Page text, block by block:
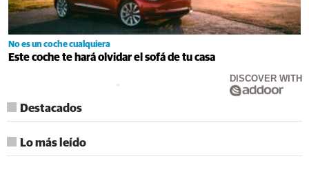
No es un coche cualquiera
Este coche te hará olvidar el sofá de tu casa
DISCOVER WITH
Destacados
Lo más leído